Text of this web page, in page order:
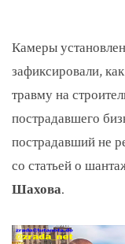
Камеры
зафиксировали,
травму на
пострадавшего
пострадавший не
со статьей о
Шахова.